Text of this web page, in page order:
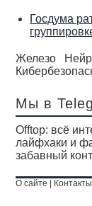
Госдума
Железо
Мы в
Offtop: всё
лайфхаки и
забавный
О сайте Контакты